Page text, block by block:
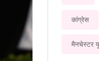
कांग्रेस
मैनचेस्टर